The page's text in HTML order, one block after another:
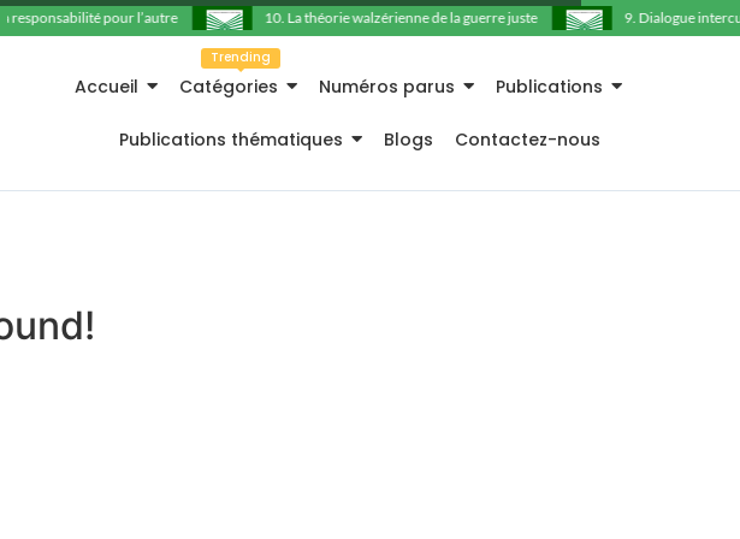
pour l’autre 10. La théorie walzérienne de la guerre juste 9. Dialogue
Accueil Catégories
Trending
Numéros parus Publications
Publications thématiques Blogs Contactez-nous